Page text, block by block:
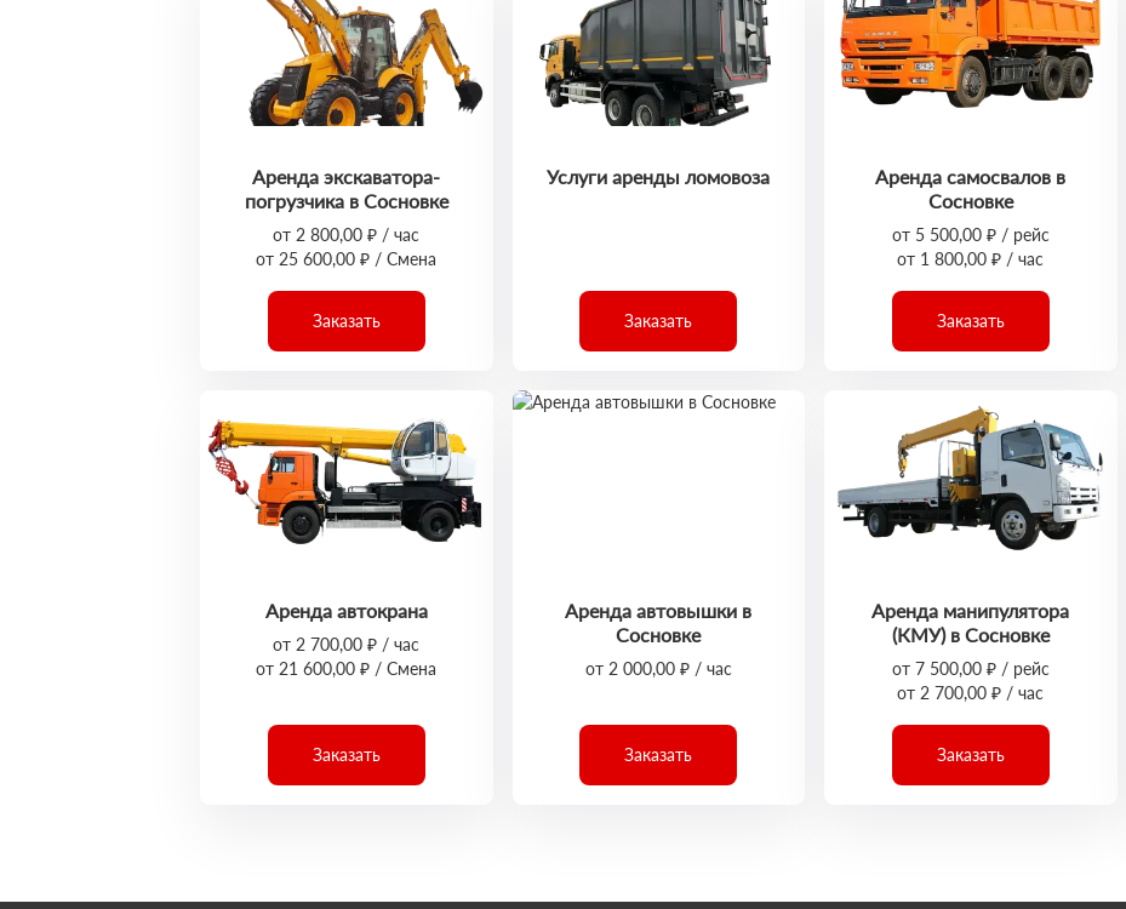
Аренда экскаватора-
погрузчика в Сосновке
от 2 800,00 ₽ / час
от 25 600,00 ₽ / Смена
Заказать
Услуги аренды ломовоза
Заказать
Аренда самосвалов в
Сосновке
от 5 500,00 ₽ / рейс
от 1 800,00 ₽ / час
Заказать
Аренда автокрана
от 2 700,00 ₽ / час
от 21 600,00 ₽ / Смена
Заказать
Аренда автовышки в
Сосновке
от 2 000,00 ₽ / час
Заказать
Аренда манипулятора
(КМУ) в Сосновке
от 7 500,00 ₽ / рейс
от 2 700,00 ₽ / час
Заказать